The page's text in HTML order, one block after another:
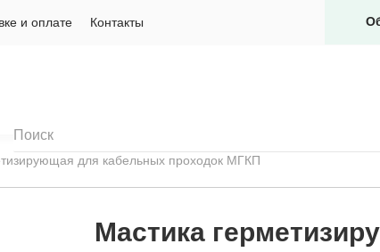
и оплате Контакты
для кабельных проходок МГКП
Мастика